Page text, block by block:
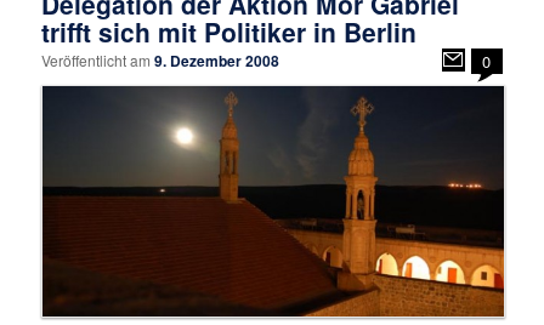
trifft sich mit Politiker in Berlin
Veröffentlicht am9. Dezember 2008 0